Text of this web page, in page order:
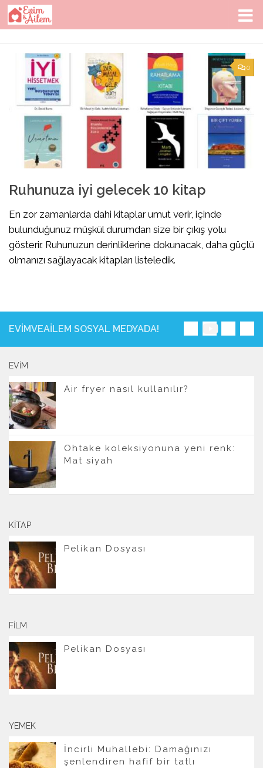
Skip to content
0
Ruhunuza iyi gelecek 10 kitap
En zor zamanlarda dahi kitaplar umut verir, içinde
bulunduğunuz müşkül durumdan size bir çıkış yolu
gösterir. Ruhunuzun derinliklerine dokunacak, daha güçlü
olmanızı sağlayacak kitapları listeledik.
EVIMVEAILEM SOSYAL MEDYADA!
EVIM
Air fryer nasıl kullanılır?
Ohtake koleksiyonuna yeni renk:
Mat siyah
KITAP
Pelikan Dosyası
FILM
Pelikan Dosyası
YEMEK
İncirli Muhallebi: Damağınızı
şenlendiren hafif bir tatlı